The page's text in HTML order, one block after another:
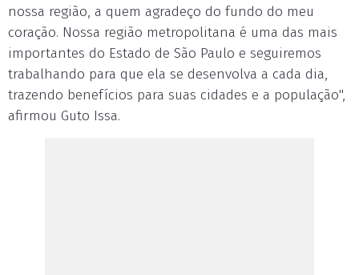
nossa região, a quem agradeço do fundo do meu
coração. Nossa região metropolitana é uma das mais
importantes do Estado de São Paulo e seguiremos
trabalhando para que ela se desenvolva a cada dia,
trazendo benefícios para suas cidades e a população",
afirmou Guto Issa.